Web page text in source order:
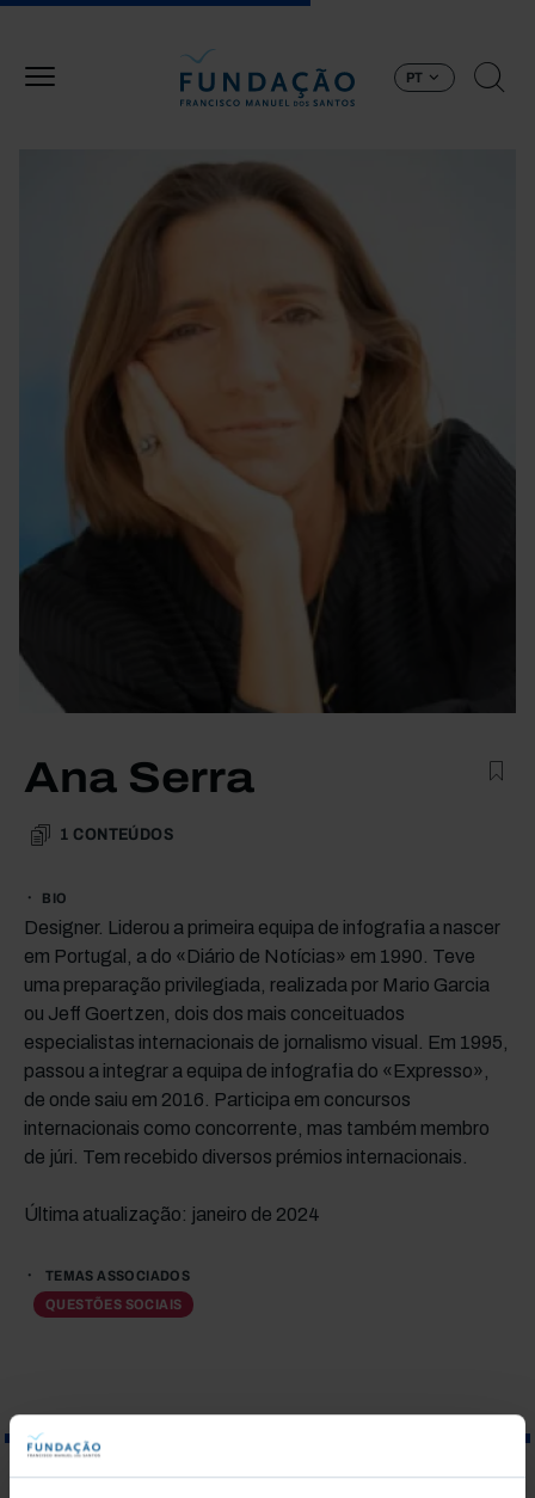
PT
Ana Serra
1 CONTEÚDOS
BIO
Designer. Liderou a primeira equipa de infografia a nascer
em Portugal, a do «Diário de Notícias» em 1990. Teve
uma preparação privilegiada, realizada por Mario Garcia
ou Jeff Goertzen, dois dos mais conceituados
especialistas internacionais de jornalismo visual. Em 1995,
passou a integrar a equipa de infografia do «Expresso»,
de onde saiu em 2016. Participa em concursos
internacionais como concorrente, mas também membro
de júri. Tem recebido diversos prémios internacionais.
Última atualização: janeiro de 2024
TEMAS ASSOCIADOS
QUESTÕES SOCIAIS